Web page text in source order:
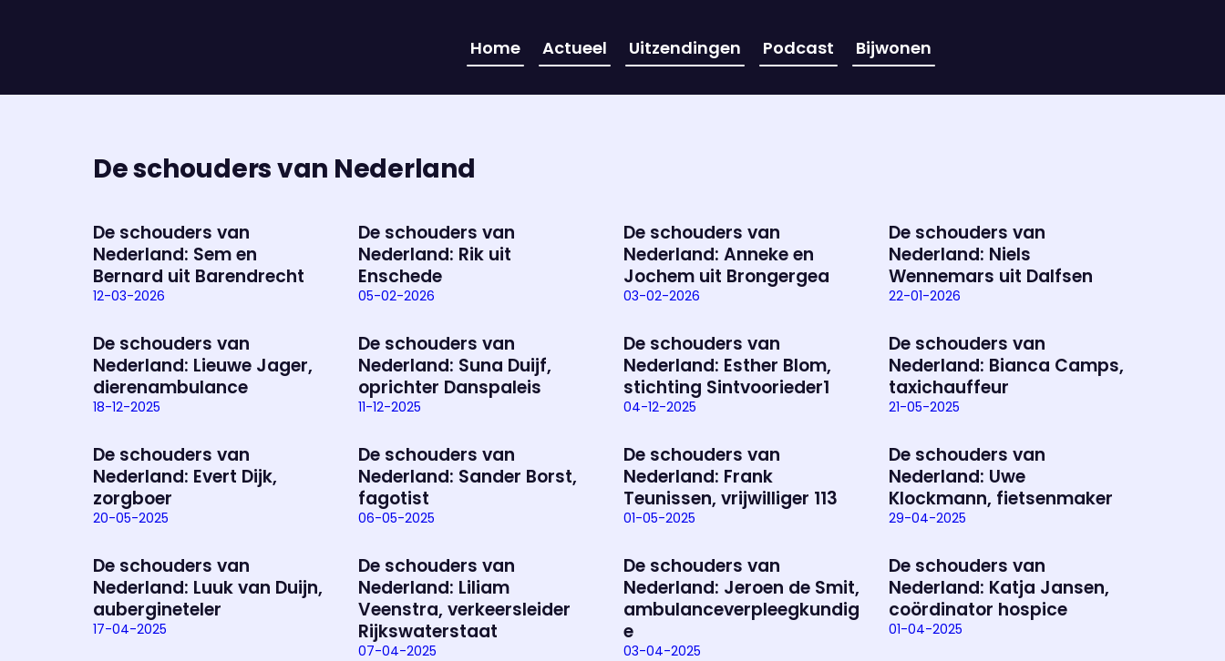
Home Actueel Uitzendingen Podcast Bijwonen
De schouders van Nederland
De schouders van
Nederland: Sem en
Bernard uit Barendrecht
12-03-2026
De schouders van
Nederland: Rik uit
Enschede
05-02-2026
De schouders van
Nederland: Anneke en
Jochem uit Brongergea
03-02-2026
De schouders van
Nederland: Niels
Wennemars uit Dalfsen
22-01-2026
De schouders van
Nederland: Lieuwe Jager,
dierenambulance
18-12-2025
De schouders van
Nederland: Suna Duijf,
oprichter Danspaleis
11-12-2025
De schouders van
Nederland: Esther Blom,
stichting Sintvoorieder1
04-12-2025
De schouders van
Nederland: Bianca Camps,
taxichauffeur
21-05-2025
De schouders van
Nederland: Evert Dijk,
zorgboer
20-05-2025
De schouders van
Nederland: Sander Borst,
fagotist
06-05-2025
De schouders van
Nederland: Frank
Teunissen, vrijwilliger 113
01-05-2025
De schouders van
Nederland: Uwe
Klockmann, fietsenmaker
29-04-2025
De schouders van
Nederland: Luuk van Duijn,
aubergineteler
17-04-2025
De schouders van
Nederland: Liliam
Veenstra, verkeersleider
Rijkswaterstaat
07-04-2025
De schouders van
Nederland: Jeroen de Smit,
ambulanceverpleegkundig
e
03-04-2025
De schouders van
Nederland: Katja Jansen,
coördinator hospice
01-04-2025